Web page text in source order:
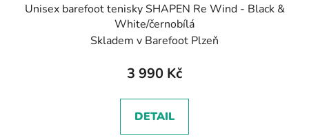
Unisex barefoot tenisky SHAPEN Re Wind - Black &
White/černobílá
Skladem v Barefoot Plzeň
3 990 Kč
DETAIL